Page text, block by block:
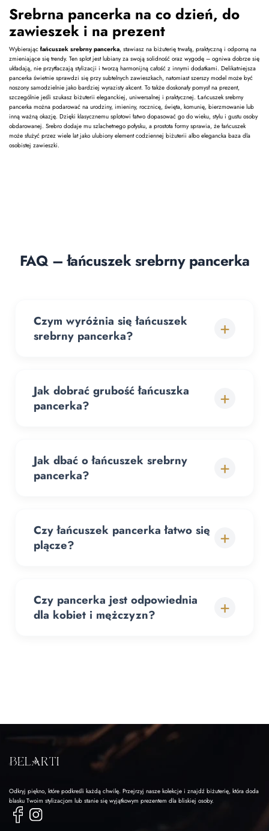
Srebrna pancerka na co dzień, do
zawieszek i na prezent
Wybierającłańcuszek srebrny pancerka, stawiasz na biżuterię trwałą, praktyczną i odporną na
zmieniające się trendy. Ten splot jest lubiany za swoją solidność oraz wygodę – ogniwa dobrze się
układają, nie przytłaczają stylizacji i tworzą harmonijną całość z innymi dodatkami. Delikatniejsza
pancerka świetnie sprawdzi się przy subtelnych zawieszkach, natomiast szerszy model może być
noszony samodzielnie jako bardziej wyrazisty akcent. To także doskonały pomysł na prezent,
szczególnie jeśli szukasz biżuterii eleganckiej, uniwersalnej i praktycznej. Łańcuszek srebrny
pancerka można podarować na urodziny, imieniny, rocznicę, święta, komunię, bierzmowanie lub
inną ważną okazję. Dzięki klasycznemu splotowi łatwo dopasować go do wieku, stylu i gustu osoby
obdarowanej. Srebro dodaje mu szlachetnego połysku, a prostota formy sprawia, że łańcuszek
może służyć przez wiele lat jako ulubiony element codziennej biżuterii albo elegancka baza dla
osobistej zawieszki.
FAQ – łańcuszek srebrny pancerka
Czym wyróżnia się łańcuszek
srebrny pancerka?
+
Jak dobrać grubość łańcuszka
pancerka?
+
Jak dbać o łańcuszek srebrny
pancerka?
+
Czy łańcuszek pancerka łatwo się
plącze?
+
Czy pancerka jest odpowiednia
dla kobiet i mężczyzn?
+
Odkryj piękno, które podkreśli każdą chwilę. Przejrzyj nasze kolekcje i znajdź biżuterię, która doda
blasku Twoim stylizacjom lub stanie się wyjątkowym prezentem dla bliskiej osoby.